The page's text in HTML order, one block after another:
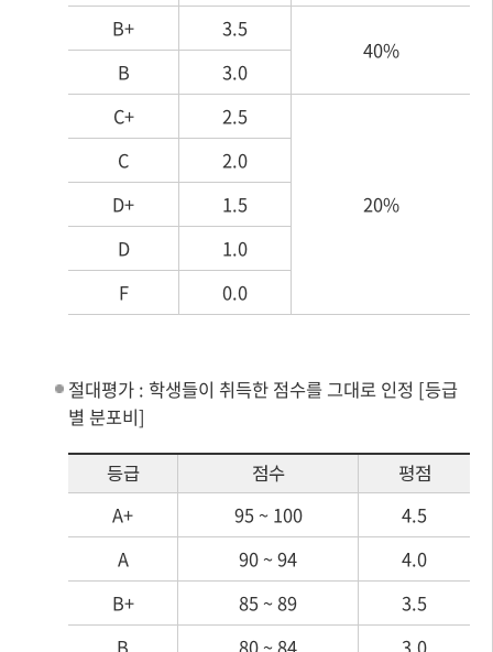
B+
3.5
40%
B
3.0
C+
2.5
20%
C
2.0
D+
1.5
D
1.0
F
0.0
절대평가 : 학생들이 취득한 점수를 그대로 인정 [등급
별 분포비]
등급 점수
평점
A+
95 ~ 100
4.5
A
90 ~ 94
4.0
B+
85 ~ 89
3.5
B
80 ~ 84 3.0